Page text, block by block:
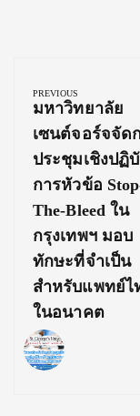
PREVIOUS
Previous
Post:
มหาวิทยาลัย
เซนต์จอร์จจัด
ประชุมเชิงปฏิ
การหัวข้อ
The-Bleed ใน
กรุงเทพฯ มอบ
ทักษะที่จำเป็น
สำหรับแพทย์ไ
ในอนาคต